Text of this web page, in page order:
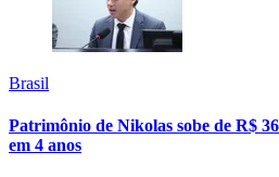
Brasil
Patrimônio de Nikolas sobe de R$
em 4 anos